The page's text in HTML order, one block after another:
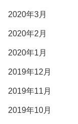
2020年3月
2020年2月
2020年1月
2019年12月
2019年11月
2019年10月